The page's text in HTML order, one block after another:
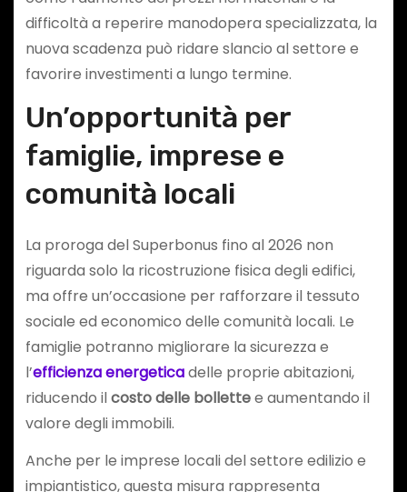
difficoltà a reperire manodopera specializzata, la
nuova scadenza può ridare slancio al settore e
favorire investimenti a lungo termine.
Un’opportunità per
famiglie, imprese e
comunità locali
La proroga del Superbonus fino al 2026 non
riguarda solo la ricostruzione fisica degli edifici,
ma offre un’occasione per rafforzare il tessuto
sociale ed economico delle comunità locali. Le
famiglie potranno migliorare la sicurezza e
l’efficienza energeticadelle proprie abitazioni,
riducendo ilcosto delle bollettee aumentando il
valore degli immobili.
Anche per le imprese locali del settore edilizio e
impiantistico, questa misura rappresenta